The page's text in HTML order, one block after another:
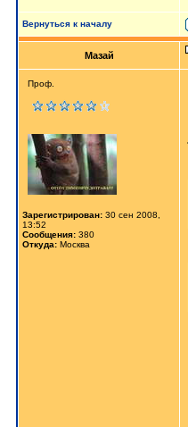
Вернуться к началу
Мазай
Проф.
Зарегистрирован: 30 сен 2008,
13:52
Сообщения: 380
Откуда: Москва